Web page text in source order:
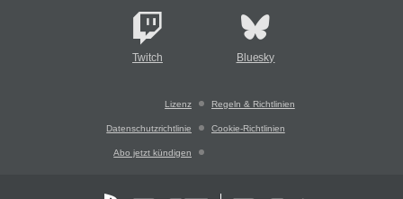
Twitch Bluesky
Lizenz Regeln & Richtlinien
Datenschutzrichtlinie Cookie-Richtlinien
Abo jetzt kündigen